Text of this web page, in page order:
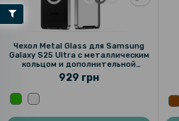
Чехол Metal Glass для Samsung
Galaxy S25 Ultra с металлическим
кольцом и дополнительной
защитой на камеру
929 грн